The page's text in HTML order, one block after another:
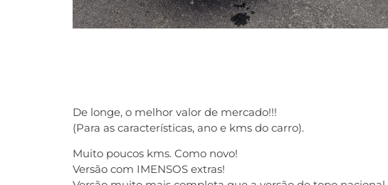
De longe, o melhor valor de mercado!!!
(Para as características, ano e kms do carro).
Muito poucos kms. Como novo!
Versão com IMENSOS extras!